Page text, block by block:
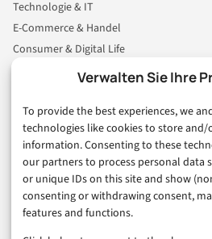
Verwalten Sie Ihre
To provide the best experiences, we
technologies like cookies to store and/
information. Consenting to these
our partners to process personal data
or unique IDs on this site and show
consenting or withdrawing consent,
features and functions.
Technologie & IT
E-Commerce & Handel
Consumer & Digital Life
Business & Karriere
Sicherheit & Recht
Digitalisierung
Marketing
Magazin